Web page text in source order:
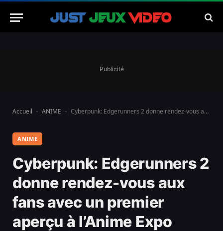
Publicité
Accueil - ANIME - Cyberpunk: Edgerunners 2 donne rendez-vous aux fans avec un premier aperçu à l’Anime Expo
ANIME
Cyberpunk: Edgerunners 2
donne rendez-vous aux
fans avec un premier
aperçu à l’Anime Expo